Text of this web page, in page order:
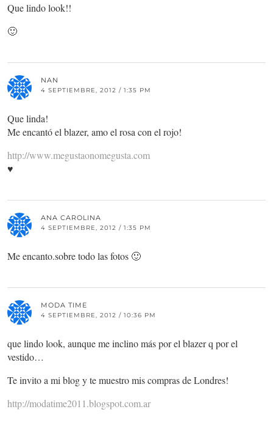
Que lindo look!!
🙂
NAN
4 SEPTIEMBRE, 2012 / 1:35 PM
Que linda!
Me encantó el blazer, amo el rosa con el rojo!
http://www.megustaonomegusta.com
♥
ANA CAROLINA
4 SEPTIEMBRE, 2012 / 1:35 PM
Me encanto.sobre todo las fotos 🙂
MODA TIME
4 SEPTIEMBRE, 2012 / 10:36 PM
que lindo look, aunque me inclino más por el blazer q por el
vestido…
Te invito a mi blog y te muestro mis compras de Londres!
http://modatime2011.blogspot.com.ar